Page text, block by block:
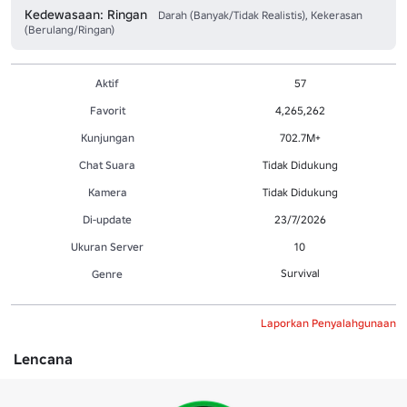
Kedewasaan: Ringan
Darah (Banyak/Tidak Realistis), Kekerasan
(Berulang/Ringan)
Aktif
57
Favorit
4,265,262
Kunjungan
702.7M+
Chat Suara
Tidak Didukung
Kamera
Tidak Didukung
Di-update
23/7/2026
Ukuran Server
10
Genre
Survival
Laporkan Penyalahgunaan
Lencana